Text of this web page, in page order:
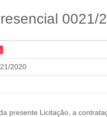
0021/
2020
presente Licitação, a